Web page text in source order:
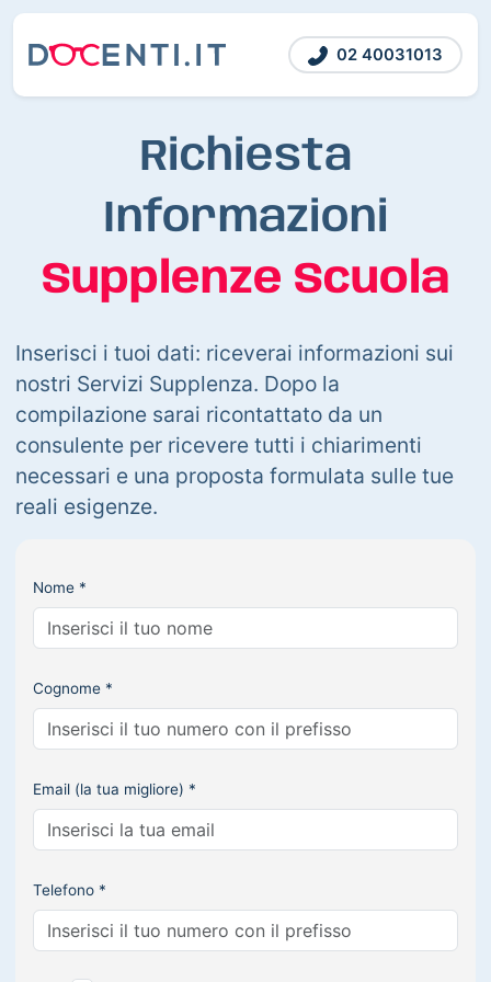
02 40031013
Richiesta
Informazioni
Supplenze Scuola
Inserisci i tuoi dati: riceverai informazioni sui
nostri Servizi Supplenza. Dopo la
compilazione sarai ricontattato da un
consulente per ricevere tutti i chiarimenti
necessari e una proposta formulata sulle tue
reali esigenze.
Nome *
Cognome *
Email (la tua migliore) *
Telefono *